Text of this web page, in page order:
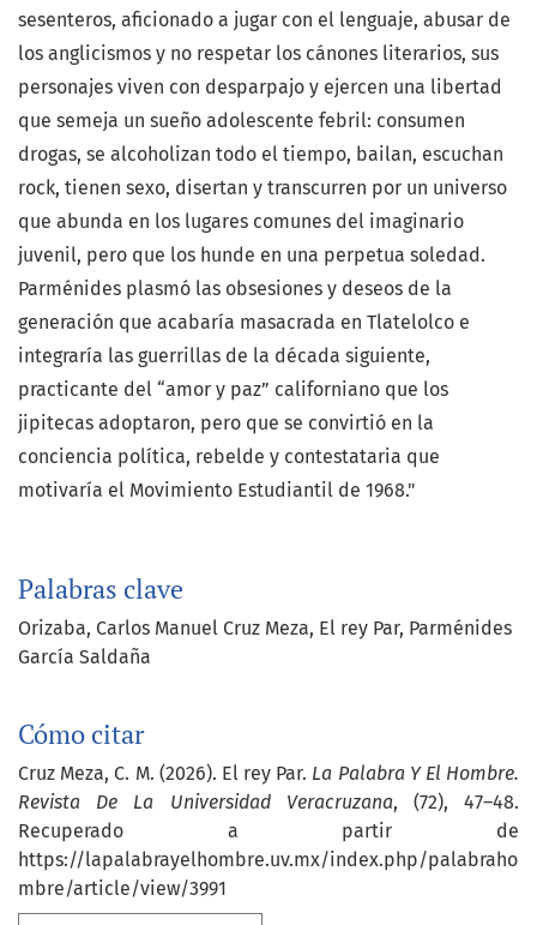
Palabras clave
Orizaba Carlos Manuel Cruz Meza El rey Par Parménides
García Saldaña
Cómo citar
Cruz Meza, C. M. (2026). El rey Par. La Palabra Y El Hombre.
Revista De La Universidad Veracruzana, (72), 47–48.
Recuperado a partir de
https://lapalabrayelhombre.uv.mx/index.php/palabraho
mbre/article/view/3991
sesenteros, aficionado a jugar con el lenguaje, abusar de
los anglicismos y no respetar los cánones literarios, sus
personajes viven con desparpajo y ejercen una libertad
que semeja un sueño adolescente febril: consumen
drogas, se alcoholizan todo el tiempo, bailan, escuchan
rock, tienen sexo, disertan y transcurren por un universo
que abunda en los lugares comunes del imaginario
juvenil, pero que los hunde en una perpetua soledad.
Parménides plasmó las obsesiones y deseos de la
generación que acabaría masacrada en Tlatelolco e
integraría las guerrillas de la década siguiente,
practicante del “amor y paz” californiano que los
jipitecas adoptaron, pero que se convirtió en la
conciencia política, rebelde y contestataria que
motivaría el Movimiento Estudiantil de 1968."